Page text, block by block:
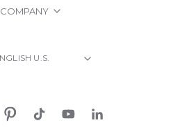
COMPANY